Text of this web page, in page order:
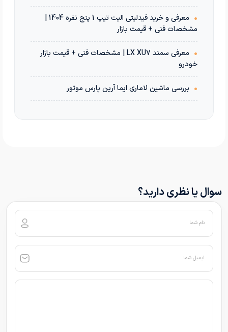
•
معرفی و خرید فیدلیتی الیت تیپ 1 پنج نفره 1404 |
مشخصات فنی + قیمت بازار
•
معرفی سمند LX XU7 | مشخصات فنی + قیمت بازار
خودرو
• بررسی ماشین لاماری ایما آرین پارس موتور
سوال یا نظری دارید؟
نام شما
ایمیل شما